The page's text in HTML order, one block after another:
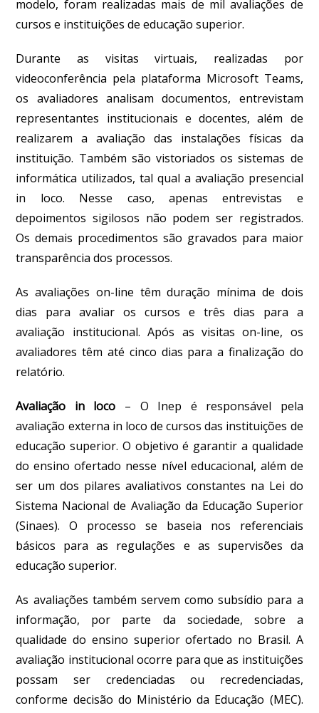
modelo, foram realizadas mais de mil avaliações de
cursos e instituições de educação superior.
Durante as visitas virtuais, realizadas por
videoconferência pela plataforma Microsoft Teams,
os avaliadores analisam documentos, entrevistam
representantes institucionais e docentes, além de
realizarem a avaliação das instalações físicas da
instituição. Também são vistoriados os sistemas de
informática utilizados, tal qual a avaliação presencial
in loco. Nesse caso, apenas entrevistas e
depoimentos sigilosos não podem ser registrados.
Os demais procedimentos são gravados para maior
transparência dos processos.
As avaliações on-line têm duração mínima de dois
dias para avaliar os cursos e três dias para a
avaliação institucional. Após as visitas on-line, os
avaliadores têm até cinco dias para a finalização do
relatório.
Avaliação in loco
– O Inep é responsável pela
avaliação externa in loco de cursos das instituições de
educação superior. O objetivo é garantir a qualidade
do ensino ofertado nesse nível educacional, além de
ser um dos pilares avaliativos constantes na Lei do
Sistema Nacional de Avaliação da Educação Superior
(Sinaes). O processo se baseia nos referenciais
básicos para as regulações e as supervisões da
educação superior.
As avaliações também servem como subsídio para a
informação, por parte da sociedade, sobre a
qualidade do ensino superior ofertado no Brasil. A
avaliação institucional ocorre para que as instituições
possam ser credenciadas ou recredenciadas,
conforme decisão do Ministério da Educação (MEC).